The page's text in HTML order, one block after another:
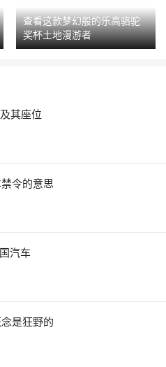
查看这款梦幻般的乐高骆驼
奖杯土地漫游者
其座位
令的意思
汽车
是狂野的